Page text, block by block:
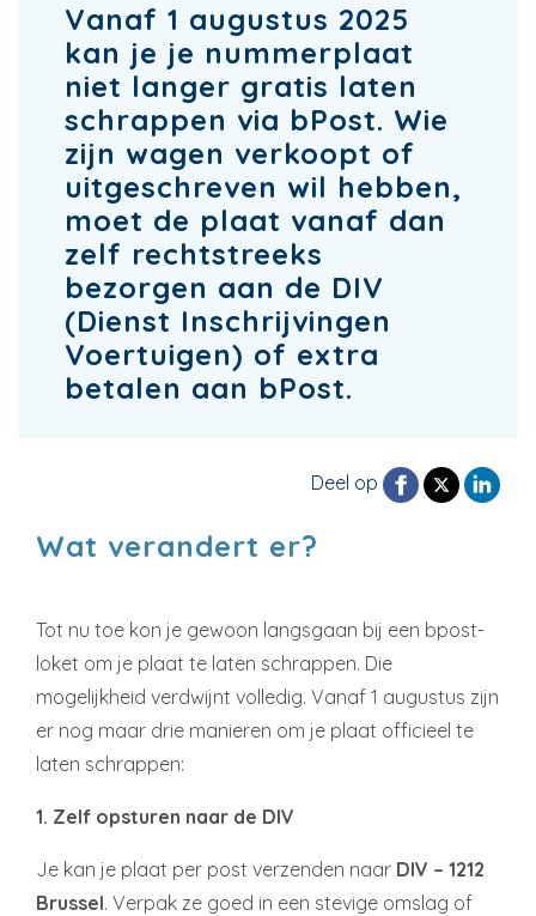
Vanaf 1 augustus 2025
kan je je nummerplaat
niet langer gratis laten
schrappen via bPost. Wie
zijn wagen verkoopt of
uitgeschreven wil hebben,
moet de plaat vanaf dan
zelf rechtstreeks
bezorgen aan de DIV
(Dienst Inschrijvingen
Voertuigen) of extra
betalen aan bPost.
Deel op
Wat verandert er?
Tot nu toe kon je gewoon langsgaan bij een bpost-
loket om je plaat te laten schrappen. Die
mogelijkheid verdwijnt volledig. Vanaf 1 augustus zijn
er nog maar drie manieren om je plaat officieel te
laten schrappen:
1. Zelf opsturen naar de DIV
Je kan je plaat per post verzenden naar DIV – 1212
Brussel. Verpak ze goed in een stevige omslag of